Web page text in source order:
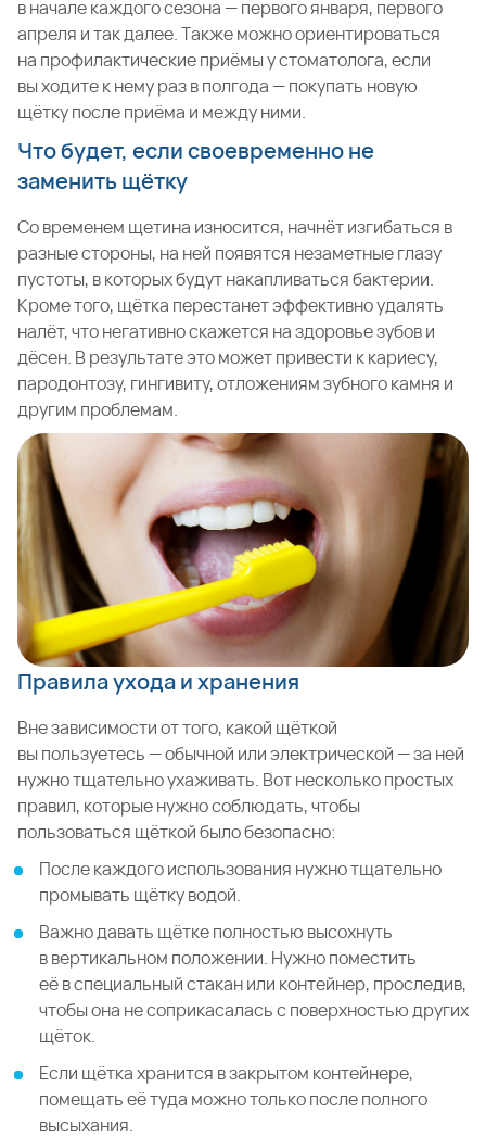
в начале каждого сезона — первого января, первого
апреля и так далее. Также можно ориентироваться
на профилактические приёмы у стоматолога, если
вы ходите к нему раз в полгода — покупать новую
щётку после приёма и между ними.
Что будет, если своевременно не
заменить щётку
Со временем щетина износится, начнёт изгибаться в
разные стороны, на ней появятся незаметные глазу
пустоты, в которых будут накапливаться бактерии.
Кроме того, щётка перестанет эффективно удалять
налёт, что негативно скажется на здоровье зубов и
дёсен. В результате это может привести к кариесу,
пародонтозу, гингивиту, отложениям зубного камня и
другим проблемам.
Правила ухода и хранения
Вне зависимости от того, какой щёткой
вы пользуетесь — обычной или электрической — за ней
нужно тщательно ухаживать. Вот несколько простых
правил, которые нужно соблюдать, чтобы
пользоваться щёткой было безопасно:
После каждого использования нужно тщательно
промывать щётку водой.
Важно давать щётке полностью высохнуть
в вертикальном положении. Нужно поместить
её в специальный стакан или контейнер, проследив,
чтобы она не соприкасалась с поверхностью других
щёток.
Если щётка хранится в закрытом контейнере,
помещать её туда можно только после полного
высыхания.